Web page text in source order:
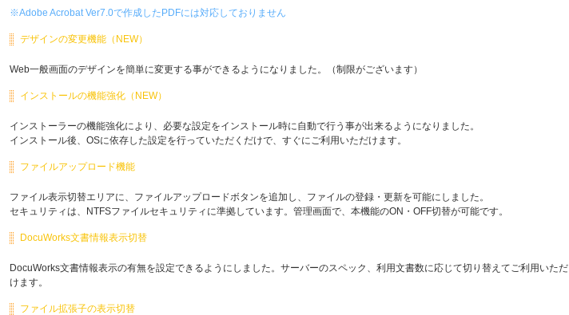
※Adobe Acrobat Ver7.0で作成したPDFには対応しておりません
デザインの変更機能（NEW）
Web一般画面のデザインを簡単に変更する事ができるようになりました。（制限がございます）
インストールの機能強化（NEW）
インストーラーの機能強化により、必要な設定をインストール時に自動で行う事が出来るようになりました。
インストール後、OSに依存した設定を行っていただくだけで、すぐにご利用いただけます。
ファイルアップロード機能
ファイル表示切替エリアに、ファイルアップロードボタンを追加し、ファイルの登録・更新を可能にしました。
セキュリティは、NTFSファイルセキュリティに準拠しています。管理画面で、本機能のON・OFF切替が可能です。
DocuWorks文書情報表示切替
DocuWorks文書情報表示の有無を設定できるようにしました。サーバーのスペック、利用文書数に応じて切り替えてご利用いただ
けます。
ファイル拡張子の表示切替